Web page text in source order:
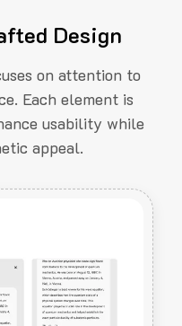
Design
on attention to
Each element is
usability while
appeal.